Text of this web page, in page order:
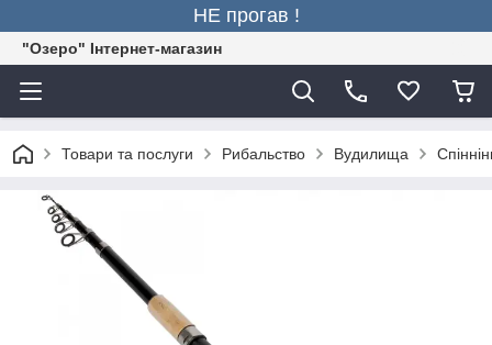
НЕ прогав !
"Озеро" Інтернет-магазин
Товари та послуги Рибальство Вудилища